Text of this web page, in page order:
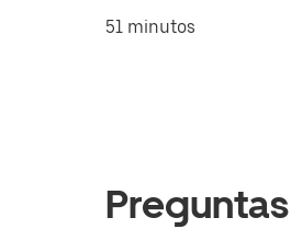
51 minutos